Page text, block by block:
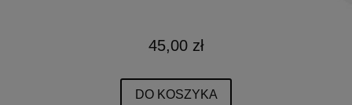
45,00 zł
DO KOSZYKA